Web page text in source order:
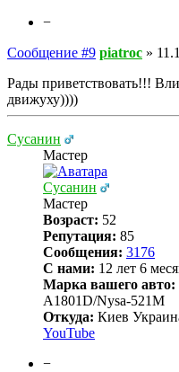
−
Сообщение #9 piatroc »
Рады приветствовать!!!
движуху))))
Сусанин
Мастер
Сусанин
Мастер
Возраст: 52
Репутация: 85
Сообщения: 3176
С нами: 12 лет 6
Марка вашего авто:
A1801D/Nysa-521M
Откуда: Киев
YouTube
−